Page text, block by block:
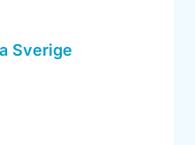
Sverige